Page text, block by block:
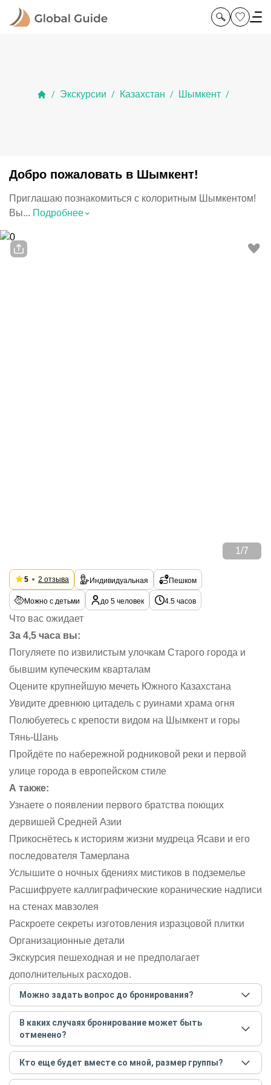
/ Экскурсии / Казахстан / Шымкент /
Добро пожаловать в Шымкент!
Приглашаю познакомиться с колоритным Шымкентом!
Вы... Подробнее⌃
1 /7
5 2 отзыва Индивидуальная Пешком
Можно с детьми до 5 человек 4.5 часов
Что вас ожидает
За 4,5 часа вы:
Погуляете по извилистым улочкам Старого города и
бывшим купеческим кварталам
Оцените крупнейшую мечеть Южного Казахстана
Увидите древнюю цитадель с руинами храма огня
Полюбуетесь с крепости видом на Шымкент и горы
Тянь-Шань
Пройдёте по набережной родниковой реки и первой
улице города в европейском стиле
А также:
Узнаете о появлении первого братства поющих
дервишей Средней Азии
Прикоснётесь к историям жизни мудреца Ясави и его
последователя Тамерлана
Услышите о ночных бдениях мистиков в подземелье
Расшифруете каллиграфические коранические надписи
на стенах мавзолея
Раскроете секреты изготовления изразцовой плитки
Организационные детали
Экскурсия пешеходная и не предполагает
дополнительных расходов.
Можно задать вопрос до бронирования?
Достаточно перейти по ссылке «Задать вопрос» и
написать гиду. Платить при этом не нужно. Сначала
согласуйте с гидом интересующие вас вопросы и после
этого бронируйте экскурсию.Задать вопрос.
В каких случаях бронирование может быть
отменено?
Только в случае неблагоприятных погодных условий,
например, если экскурсия на кораблике, а по прогнозу
погоды аномально-сильный ветер. При этом гид
Кто еще будет вместе со мной, размер группы?
Если экскурсия индивидуальная, гид проведет встречу